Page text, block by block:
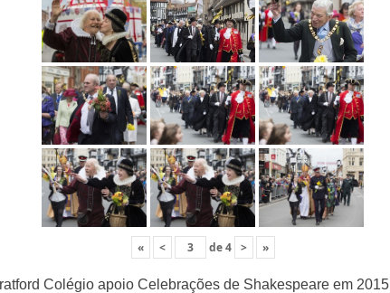
« < de4 > »
Colégio apoio Celebrações de Shakespeare em 2015